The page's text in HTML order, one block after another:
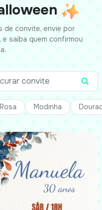
de convite, envie por
saiba quem confirmou
Rosa Modinha